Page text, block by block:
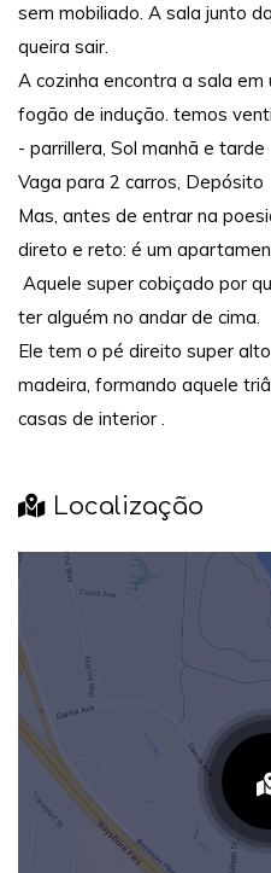
sem mobiliado. A sala junto
queira sair.
A cozinha encontra a sala em
fogão de indução. temos
- parrillera, Sol manhã e tarde
Vaga para 2 carros, Depósito
Mas, antes de entrar na
direto e reto: é um
Aquele super cobiçado por
ter alguém no andar de cima.
Ele tem o pé direito super
madeira, formando aquele
casas de interior .
Localização